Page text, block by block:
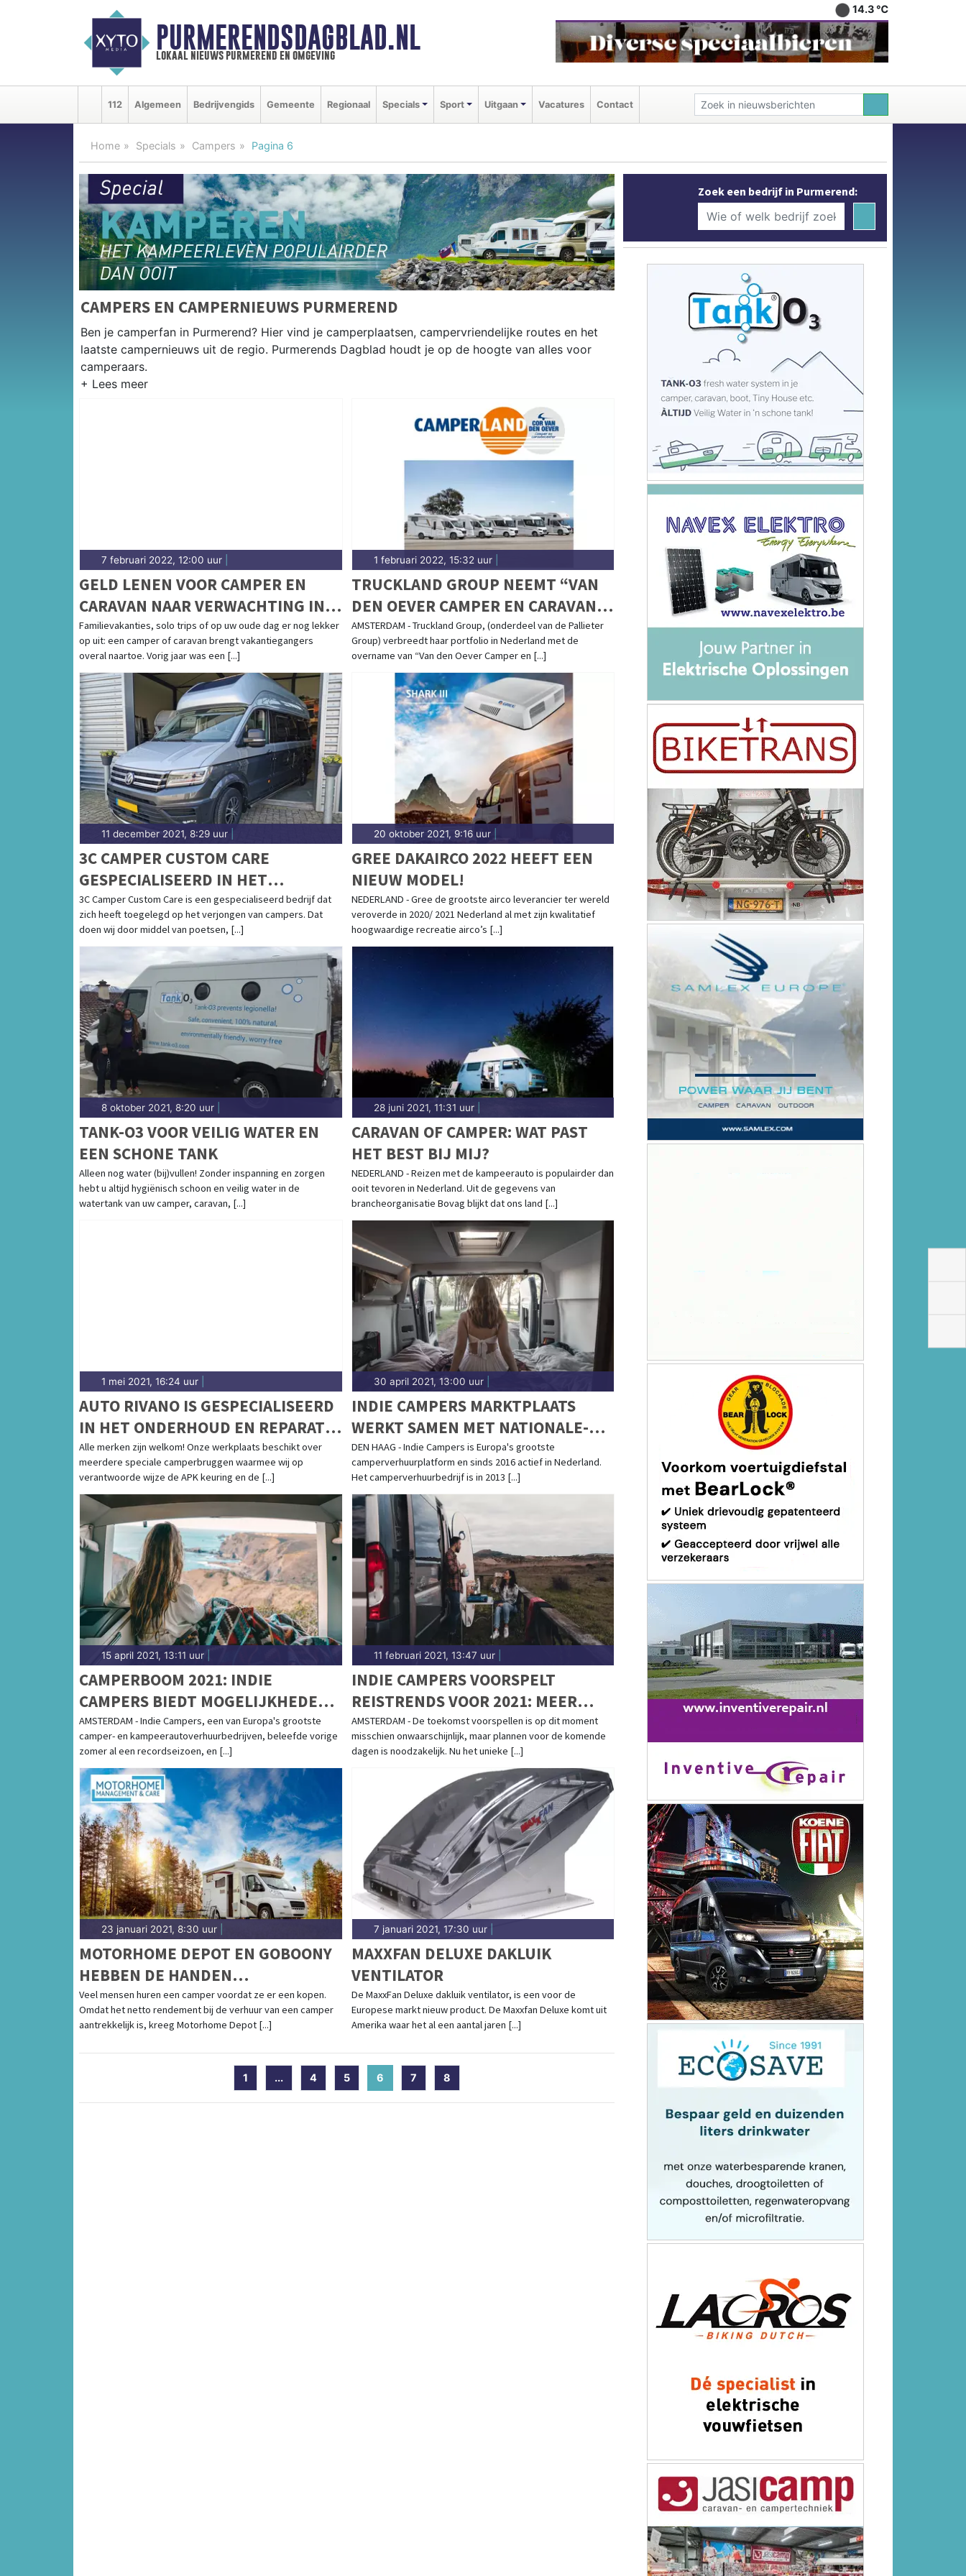
PURMERENDSDAGBLAD.NL
lokaal nieuws purmerend en omgeving
14.3 ℃
112 Algemeen Bedrijvengids Gemeente Regionaal Specials Sport Uitgaan Vacatures Contact
Home Specials Campers Pagina 6
CAMPERS EN CAMPERNIEUWS PURMEREND
Ben je camperfan in Purmerend? Hier vind je camperplaatsen, campervriendelijke routes en het
laatste campernieuws uit de regio. Purmerends Dagblad houdt je op de hoogte van alles voor
camperaars.
7 februari 2022, 12:00 uur
GELD LENEN VOOR CAMPER EN
CARAVAN NAAR VERWACHTING IN
2022 OPNIEUW POPULAIR
Familievakanties, solo trips of op uw oude dag er nog lekker
op uit: een camper of caravan brengt vakantiegangers
overal naartoe. Vorig jaar was een [...]
1 februari 2022, 15:32 uur|
TRUCKLAND GROUP NEEMT “VAN
DEN OEVER CAMPER EN CARAVAN
CENTER” IN HERPEN OVER.
AMSTERDAM - Truckland Group, (onderdeel van de Pallieter
Group) verbreedt haar portfolio in Nederland met de
overname van “Van den Oever Camper en [...]
11 december 2021, 8:29 uur
3C CAMPER CUSTOM CARE
GESPECIALISEERD IN HET
"VERJONGEN" VAN CAMPERS
3C Camper Custom Care is een gespecialiseerd bedrijf dat
zich heeft toegelegd op het verjongen van campers. Dat
doen wij door middel van poetsen, [...]
20 oktober 2021, 9:16 uur|
GREE DAKAIRCO 2022 HEEFT EEN
NIEUW MODEL!
NEDERLAND - Gree de grootste airco leverancier ter wereld
veroverde in 2020/ 2021 Nederland al met zijn kwalitatief
hoogwaardige recreatie airco’s [...]
8 oktober 2021, 8:20 uur
TANK-O3 VOOR VEILIG WATER EN
EEN SCHONE TANK
Alleen nog water (bij)vullen! Zonder inspanning en zorgen
hebt u altijd hygiënisch schoon en veilig water in de
watertank van uw camper, caravan, [...]
28 juni 2021, 11:31 uur|
CARAVAN OF CAMPER: WAT PAST
HET BEST BIJ MIJ?
NEDERLAND - Reizen met de kampeerauto is populairder dan
ooit tevoren in Nederland. Uit de gegevens van
brancheorganisatie Bovag blijkt dat ons land [...]
1 mei 2021, 16:24 uur
AUTO RIVANO IS GESPECIALISEERD
IN HET ONDERHOUD EN REPARATIE
VAN CAMPERS
Alle merken zijn welkom! Onze werkplaats beschikt over
meerdere speciale camperbruggen waarmee wij op
verantwoorde wijze de APK keuring en de [...]
30 april 2021, 13:00 uur|
INDIE CAMPERS MARKTPLAATS
WERKT SAMEN MET NATIONALE-
NEDERLANDEN MEE AAN CAMPER
DEKKING
DEN HAAG - Indie Campers is Europa's grootste
camperverhuurplatform en sinds 2016 actief in Nederland.
Het camperverhuurbedrijf is in 2013 [...]
15 april 2021, 13:11 uur
CAMPERBOOM 2021: INDIE
CAMPERS BIEDT MOGELIJKHEDEN
VOOR HET DELEN VAN CAMPERS
AMSTERDAM - Indie Campers, een van Europa's grootste
camper- en kampeerautoverhuurbedrijven, beleefde vorige
zomer al een recordseizoen, en [...]
11 februari 2021, 13:47 uur|
INDIE CAMPERS VOORSPELT
REISTRENDS VOOR 2021: MEER
FLEXIBELE EN AUTHENTIEKE
REISERVARINGEN ONDERWEG
AMSTERDAM - De toekomst voorspellen is op dit moment
misschien onwaarschijnlijk, maar plannen voor de komende
dagen is noodzakelijk. Nu het unieke [...]
23 januari 2021, 8:30 uur
MOTORHOME DEPOT EN GOBOONY
HEBBEN DE HANDEN
INEENGESLAGEN
Veel mensen huren een camper voordat ze er een kopen.
Omdat het netto rendement bij de verhuur van een camper
aantrekkelijk is, kreeg Motorhome Depot [...]
7 januari 2021, 17:30 uur|
MAXXFAN DELUXE DAKLUIK
VENTILATOR
De MaxxFan Deluxe dakluik ventilator, is een voor de
Europese markt nieuw product. De Maxxfan Deluxe komt uit
Amerika waar het al een aantal jaren [...]
1 ... 4 5 6 (current)
7 8
Zoek een bedrijf in Purmerend: